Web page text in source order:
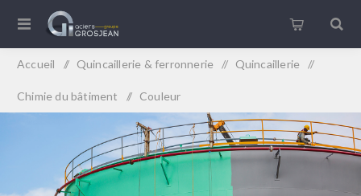
Accueil / Quincaillerie & ferronnerie / Quincaillerie /
Chimie du bâtiment / Couleur